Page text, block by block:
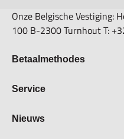
Onze Belgische Vestiging:
100 B-2300 Turnhout T:
Betaalmethodes
Bestellen & Betalen
Contract herroepen
Service
Over Hogetex
Nieuws